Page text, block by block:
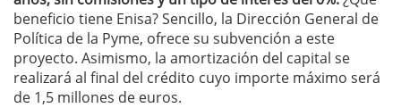
beneficio tiene Enisa? Sencillo, la Dirección General de
Política de la Pyme, ofrece su subvención a este
proyecto. Asimismo, la amortización del capital se
realizará al final del crédito cuyo importe máximo será
de 1,5 millones de euros.